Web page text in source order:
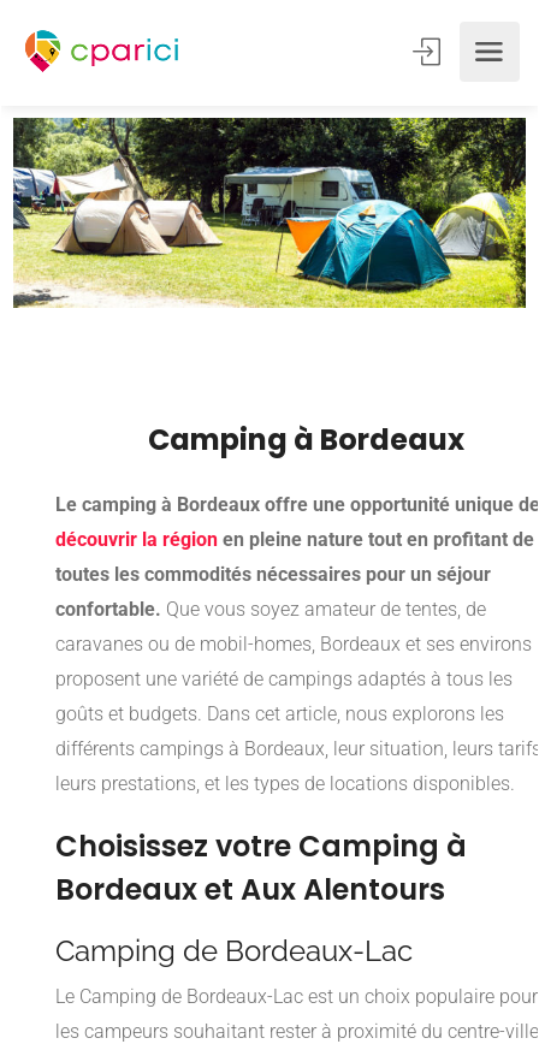
Camping à Bordeaux
Le camping à Bordeaux offre une opportunité unique de
découvrir la région en pleine nature tout en profitant de
toutes les commodités nécessaires pour un séjour
confortable. Que vous soyez amateur de tentes, de
caravanes ou de mobil-homes, Bordeaux et ses environs
proposent une variété de campings adaptés à tous les
goûts et budgets. Dans cet article, nous explorons les
différents campings à Bordeaux, leur situation, leurs
leurs prestations, et les types de locations disponibles.
Choisissez votre Camping à
Bordeaux et Aux Alentours
Camping de Bordeaux-Lac
Le Camping de Bordeaux-Lac est un choix populaire pour
les campeurs souhaitant rester à proximité du centre-ville